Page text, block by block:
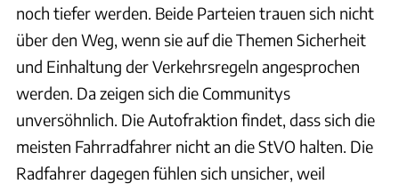
noch tiefer werden. Beide Parteien trauen sich nicht
über den Weg, wenn sie auf die Themen Sicherheit
und Einhaltung der Verkehrsregeln angesprochen
werden. Da zeigen sich die Communitys
unversöhnlich. Die Autofraktion findet, dass sich die
meisten Fahrradfahrer nicht an die StVO halten. Die
Radfahrer dagegen fühlen sich unsicher, weil